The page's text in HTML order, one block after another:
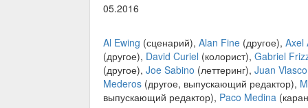
05.2016
Al Ewing (сценарий), Alan Fine (другое), Axel
(другое), David Curiel (колорист), Gabriel
(другое), Joe Sabino (леттеринг), Juan Vlasco
Mederos (другое, выпускающий редактор),
выпускающий редактор), Paco Medina